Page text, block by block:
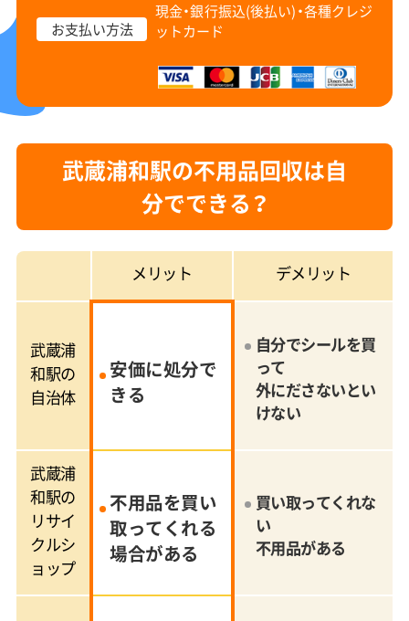
お支払い方法
現金・銀行振込(後払い)・各種クレジ
ットカード
武蔵浦和駅の不用品回収は自
分でできる？
メリット デメリット
武蔵浦
和駅の
自治体
安価に処分で
きる
自分でシールを買
って
外にださないとい
けない
武蔵浦
和駅の
リサイ
クルシ
ョップ
不用品を買い
取ってくれる
場合がある
買い取ってくれな
い
不用品がある